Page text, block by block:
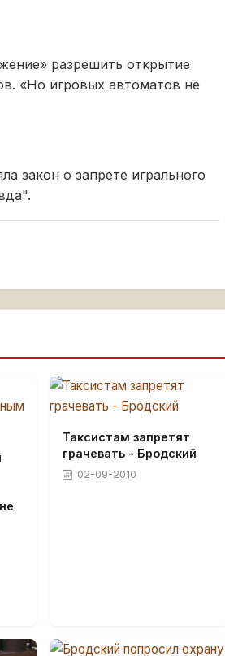
разрешить открытие
«Но игровых автоматов не
закон о запрете игрального
Таксистам запретят
грачевать - Бродский
02-09-2010